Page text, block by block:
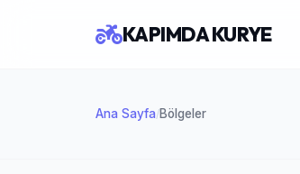
Ana Sayfa/Bölgeler
KAPIMDA KURYE